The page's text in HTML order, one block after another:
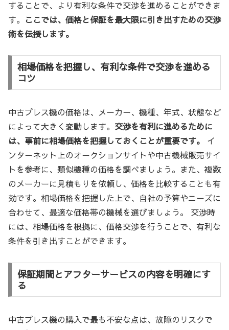
することで、より有利な条件で交渉を進めることができま
す。 ここでは、価格と保証を最大限に引き出すための交渉
術を伝授します。
相場価格を把握し、有利な条件で交渉を進める
コツ
中古プレス機の価格は、メーカー、機種、年式、状態など
によって大きく変動します。 交渉を有利に進めるために
は、事前に相場価格を把握しておくことが重要です。
イ
ンターネット上のオークションサイトや中古機械販売サイ
トを参考に、類似機種の価格を調べましょう。また、複数
のメーカーに見積もりを依頼し、価格を比較することも有
効です。相場価格を把握した上で、自社の予算やニーズに
合わせて、最適な価格帯の機械を選びましょう。 交渉時
には、相場価格を根拠に、価格交渉を行うことで、有利な
条件を引き出すことができます。
保証期間とアフターサービスの内容を明確にす
る
中古プレス機の購入で最も不安な点は、故障のリスクで